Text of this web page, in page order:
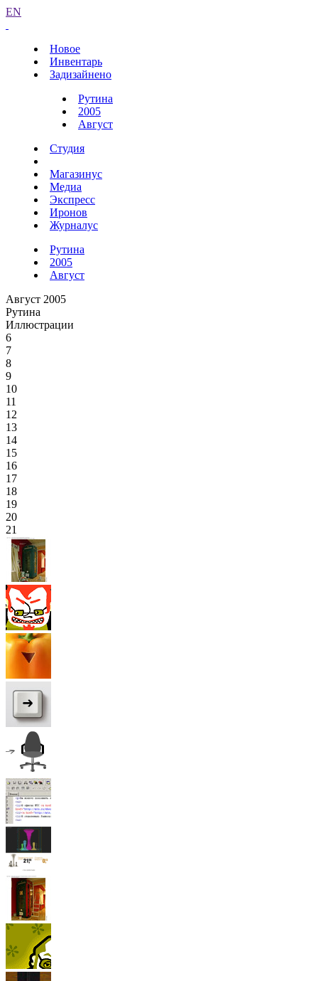
EN
Новое
Инвентарь
Задизайнено
Рутина
2005
Август
Студия
Магазинус
Медиа
Экспресс
Иронов
Журналус
Рутина
2005
Август
Август 2005
Рутина
Иллюстрации
6
7
8
9
10
11
12
13
14
15
16
17
18
19
20
21